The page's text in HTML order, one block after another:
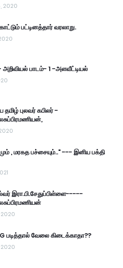
2020
பட்டினத்தார் வரலாறு.
அறிவியல் பாடம்- 1 -அளவீட்டியல்
தமிழ் புலவர் கபிலர் -
, மரகத பச்சையும்.." --- இனிய பக்தி
இரா.பி.சேதுப்பிள்ளை-----
படித்தால் வேலை கிடைக்காதா??
2020